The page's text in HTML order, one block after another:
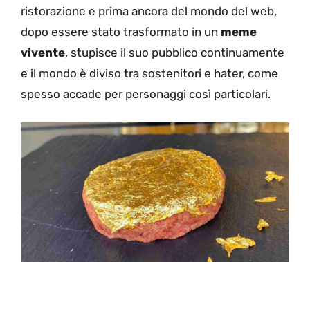
ristorazione e prima ancora del mondo del web,
dopo essere stato trasformato in un meme
vivente, stupisce il suo pubblico continuamente
e il mondo è diviso tra sostenitori e hater, come
spesso accade per personaggi così particolari.